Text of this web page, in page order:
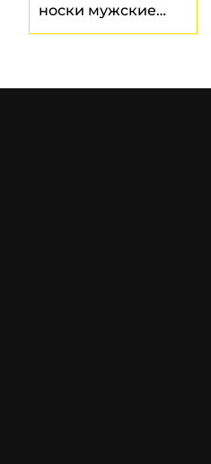
носки мужские
завод